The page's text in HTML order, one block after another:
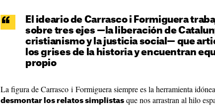
El ideario de Carrasco i Formiguera
sobre tres ejes —la liberación de
cristianismo y la justicia social— que
los grises de la historia y encuentran
propio
La figura de Carrasco i Formiguera siempre es la herramienta
desmontar los relatos simplistas que nos arrastran al hilo